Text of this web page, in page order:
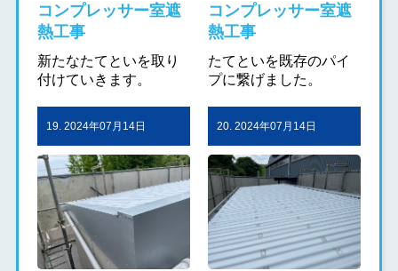
コンプレッサー室遮
熱工事
新たなたてといを取り
付けていきます。
コンプレッサー室遮
熱工事
たてといを既存のパイ
プに繋げました。
19. 2024年07月14日 20. 2024年07月14日